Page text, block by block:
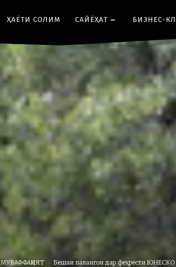
ҲАЁТИ СОЛИМ CАЙЁҲАТ БИЗНЕС-
МУВАФФАҚИЯТ Бешаи палангон дар феҳрести ЮНЕСКО